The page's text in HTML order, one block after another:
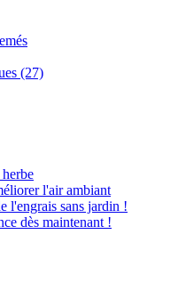
(27)
l'air ambiant
l'engrais sans jardin !
dès maintenant !